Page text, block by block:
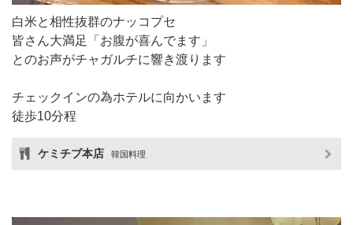
白米と相性抜群のナッコプセ
皆さん大満足「お腹が喜んでます」
とのお声がチャガルチに響き渡ります
チェックインの為ホテルに向かいます
徒歩10分程
ケミチブ本店 韓国料理